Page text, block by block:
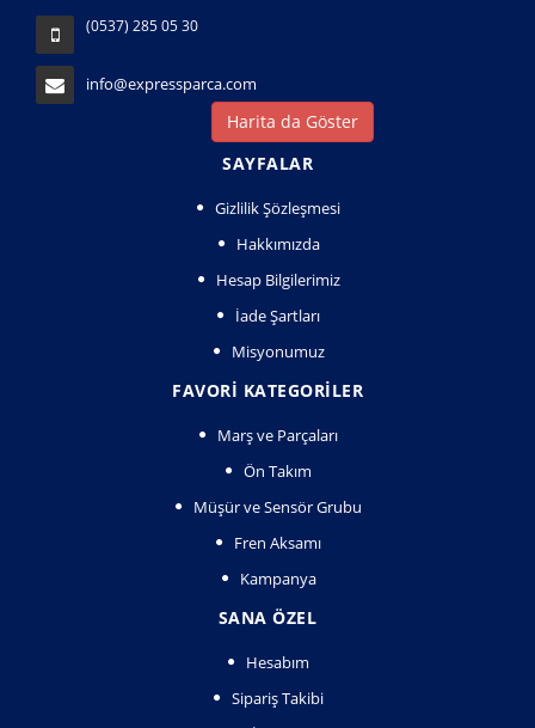
(0537) 285 05 30
info@expressparca.com
Harita da Göster
SAYFALAR
Gizlilik Şözleşmesi
Hakkımızda
Hesap Bilgilerimiz
İade Şartları
Misyonumuz
FAVORI KATEGORILER
Marş ve Parçaları
Ön Takım
Müşür ve Sensör Grubu
Fren Aksamı
Kampanya
SANA ÖZEL
Hesabım
Sipariş Takibi